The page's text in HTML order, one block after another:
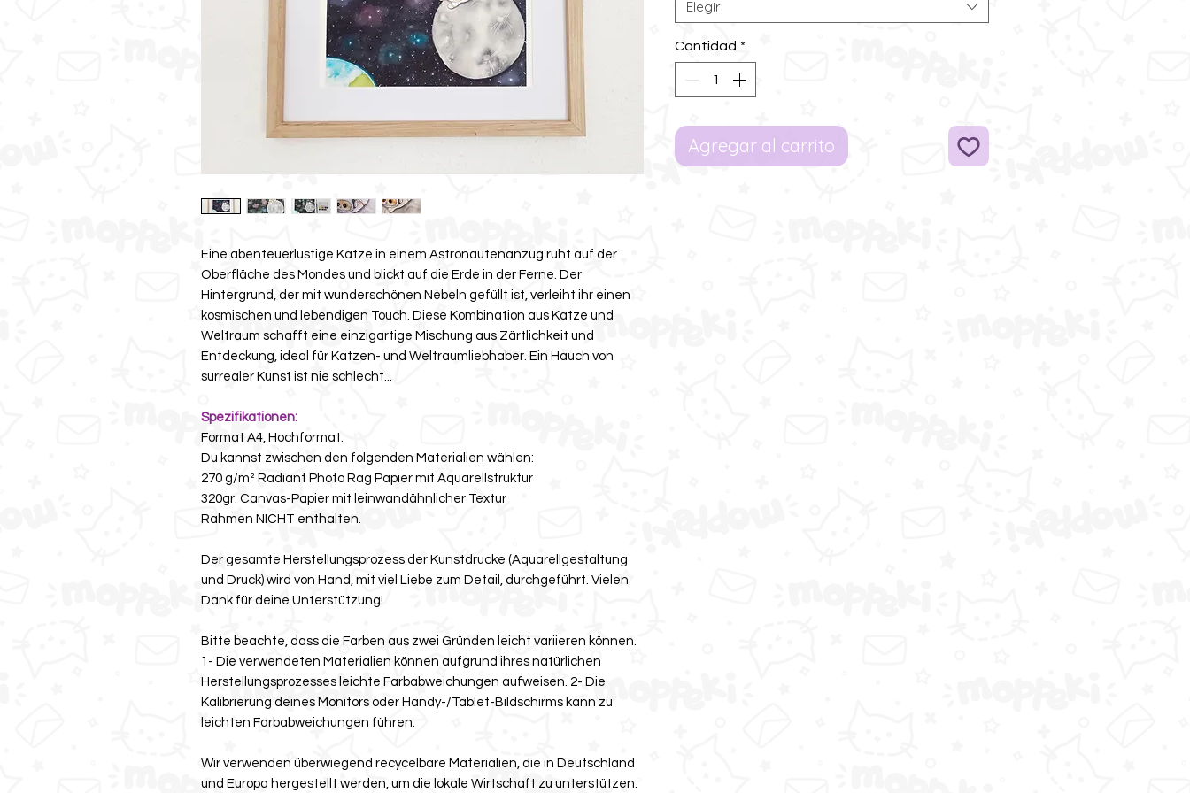
Eine abenteuerlustige Katze in einem Astronautenanzug ruht auf der
Oberfläche des Mondes und blickt auf die Erde in der Ferne. Der
Hintergrund, der mit wunderschönen Nebeln gefüllt ist, verleiht ihr einen
kosmischen und lebendigen Touch. Diese Kombination aus Katze und
Weltraum schafft eine einzigartige Mischung aus Zärtlichkeit und
Entdeckung, ideal für Katzen- und Weltraumliebhaber. Ein Hauch von
surrealer Kunst ist nie schlecht...
Spezifikationen:
Format A4, Hochformat.
Du kannst zwischen den folgenden Materialien wählen:
270 g/m² Radiant Photo Rag Papier mit Aquarellstruktur
320gr. Canvas-Papier mit leinwandähnlicher Textur
Rahmen NICHT enthalten.
Der gesamte Herstellungsprozess der Kunstdrucke (Aquarellgestaltung
und Druck) wird von Hand, mit viel Liebe zum Detail, durchgeführt. Vielen
Dank für deine Unterstützung!
Bitte beachte, dass die Farben aus zwei Gründen leicht variieren können.
1- Die verwendeten Materialien können aufgrund ihres natürlichen
Herstellungsprozesses leichte Farbabweichungen aufweisen. 2- Die
Kalibrierung deines Monitors oder Handy-/Tablet-Bildschirms kann zu
leichten Farbabweichungen führen.
Wir verwenden überwiegend recycelbare Materialien, die in Deutschland
und Europa hergestellt werden, um die lokale Wirtschaft zu unterstützen.
Elegir
Cantidad *
Agregar al carrito